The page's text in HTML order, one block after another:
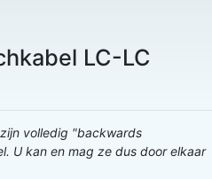
LC-LC
volledig "backwards
U kan en mag ze dus door elkaar